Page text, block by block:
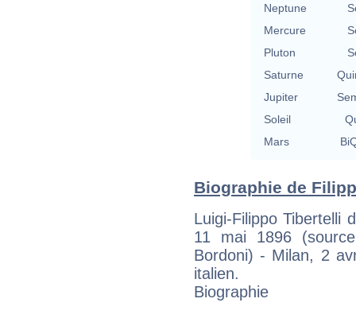
Neptune
Mercure
Pluton
Saturne
Jupiter
Soleil
Mars
Biographie de
Luigi-Filippo Tibertelli
11 mai 1896
Bordoni) - Milan, 2
italien.
Biographie